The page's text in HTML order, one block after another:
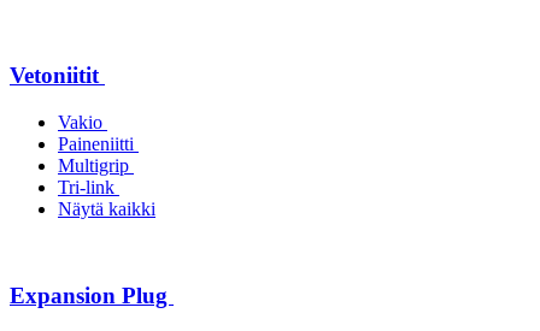
Vetoniitit
Vakio
Paineniitti
Multigrip
Tri-link
Näytä kaikki
Expansion Plug